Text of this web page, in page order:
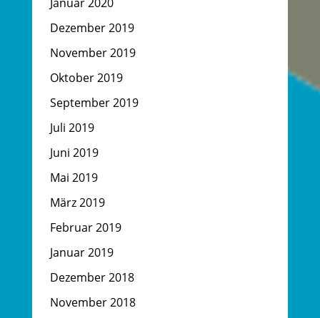
Dezember 2019
November 2019
Oktober 2019
September 2019
Juli 2019
Juni 2019
Mai 2019
März 2019
Februar 2019
Januar 2019
Dezember 2018
November 2018